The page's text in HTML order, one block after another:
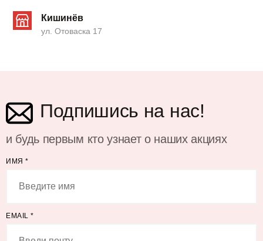
Кишинёв
ул. Отоваска 17
Подпишись на нас!
и будь первым кто узнает о наших акциях
ИМЯ *
EMAIL *